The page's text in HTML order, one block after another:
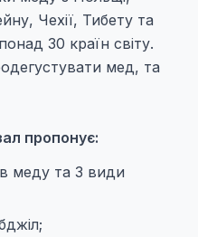
Чехії, Тибету та
30 країн світу.
мед, та
пропонує:
меду та 3 види